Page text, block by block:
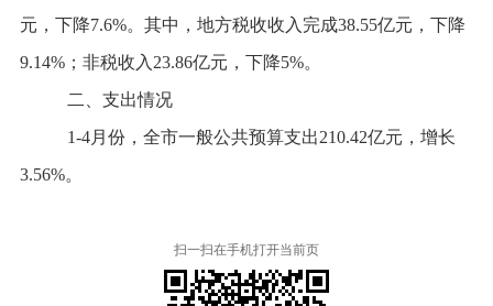
元， 下降7.6%。 其中，地方税收收入 完成38.55亿元， 下降
9.14%；非税收入 23.86亿元， 下降5%。
二、 支出情况
1-4月份，全市一般公共预算支出210.42亿元，增长
3.56%。
扫一扫在手机打开当前页